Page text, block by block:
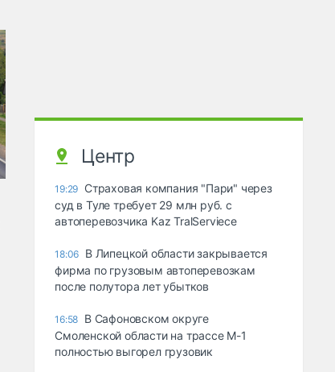
Центр
19:29 Страховая компания "Пари" через
суд в Туле требует 29 млн руб. с
автоперевозчика Kaz TralServiece
18:06 В Липецкой области закрывается
фирма по грузовым автоперевозкам
после полутора лет убытков
16:58 В Сафоновском округе
Смоленской области на трассе М-1
полностью выгорел грузовик